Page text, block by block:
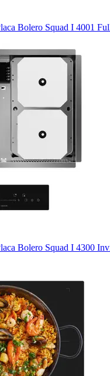
Bolero Squad I 4001
Bolero Squad I 4300